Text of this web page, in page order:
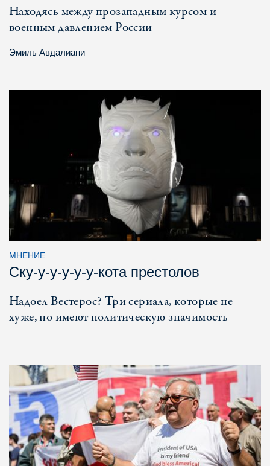
Находясь между прозападным курсом и
военным давлением России
Эмиль Авдалиани
МНЕНИЕ
Ску-у-у-у-у-у-кота престолов
Надоел Вестерос? Три сериала, которые не
хуже, но имеют политическую значимость